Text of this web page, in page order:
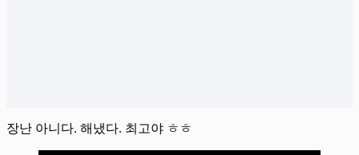
장난 아니다. 해냈다. 최고야 ㅎㅎ